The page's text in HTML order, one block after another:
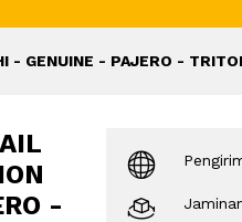
- GENUINE - PAJERO -
-